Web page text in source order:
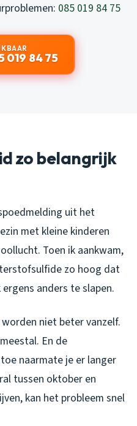
085 019 84 75
019 84 75
zo belangrijk
uit het
met kleine kinderen
Toen ik aankwam,
zo hoog dat
anders te slapen.
niet beter vanzelf.
En de
naarmate je er langer
tussen oktober en
kan het probleem snel